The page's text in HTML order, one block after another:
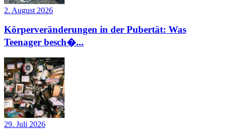
2. August 2026
Körperveränderungen in der Pubertät: Was
Teenager besch�...
29. Juli 2026